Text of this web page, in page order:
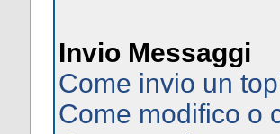
Invio Messaggi
Come invio un
Come modifico o